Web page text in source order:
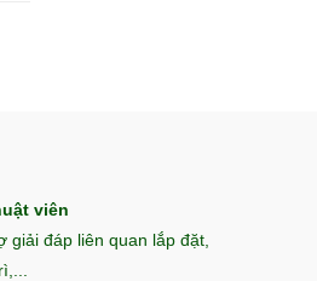
viên
giải đáp liên quan lắp đặt,